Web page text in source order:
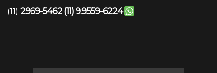
(11) 2969-5462 (11) 9.9559-6224